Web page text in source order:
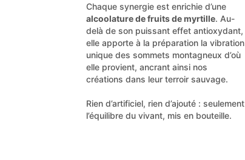
Chaque synergie est enrichie d’une
alcoolature de fruits de myrtille. Au-
delà de son puissant effet antioxydant,
elle apporte à la préparation la vibration
unique des sommets montagneux d’où
elle provient, ancrant ainsi nos
créations dans leur terroir sauvage.
Rien d’artificiel, rien d’ajouté : seulement
l’équilibre du vivant, mis en bouteille.